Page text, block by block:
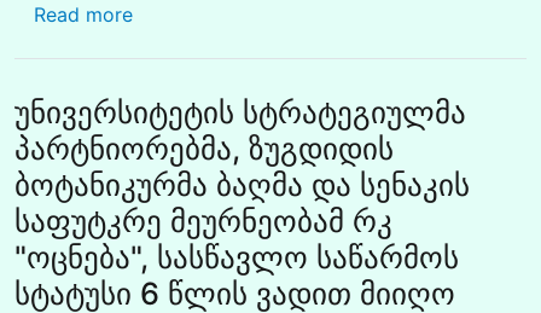
Read moreabout ციფრული მარკეტინგი და ონლაინ
უნივერსიტეტის სტრატეგიულმა
პარტნიორებმა, ზუგდიდის
ბოტანიკურმა ბაღმა და სენაკის
საფუტკრე მეურნეობამ რკ
"ოცნება", სასწავლო საწარმოს
სტატუსი 6 წლის ვადით მიიღო